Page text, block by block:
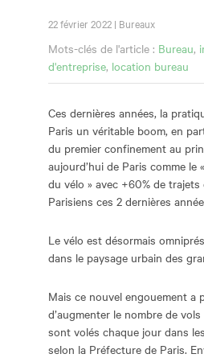
22 février 2022| Bureaux
Mots-clés de l'article : Bureau,
d'entreprise, location bureau
Ces dernières années, la
Paris un véritable boom, en
du premier confinement au
aujourd’hui de Paris comme le
du vélo » avec +60% de
Parisiens ces 2 dernières
Le vélo est désormais
dans le paysage urbain des
Mais ce nouvel engouement a
d’augmenter le nombre de
sont volés chaque jour dans
selon la Préfecture de Paris.